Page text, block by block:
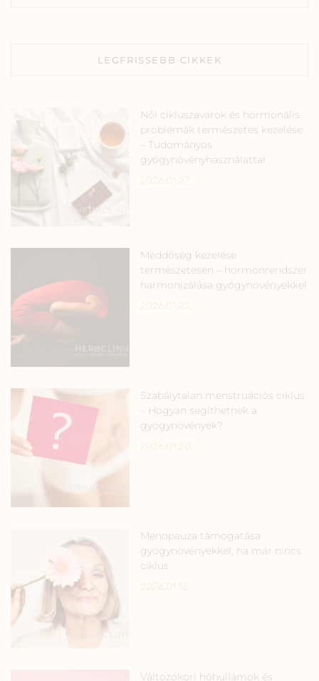
LEGFRISSEBB CIKKEK
Női cikluszavarok és hormonális
problémák természetes kezelése
– Tudományos
gyógynövényhasználattal
Meddőség kezelése
természetesen – hormonrendszer
harmonizálása gyógynövényekkel
Szabálytalan menstruációs ciklus
– Hogyan segíthetnek a
gyógynövények?
Menopauza támogatása
gyógynövényekkel, ha már nincs
ciklus
Változókori hőhullámok és